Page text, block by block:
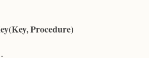
Procedure)